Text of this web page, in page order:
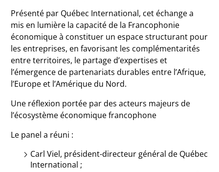
Présenté par Québec International, cet échange a
mis en lumière la capacité de la Francophonie
économique à constituer un espace structurant pour
les entreprises, en favorisant les complémentarités
entre territoires, le partage d’expertises et
l’émergence de partenariats durables entre l’Afrique,
l’Europe et l’Amérique du Nord.
Une réflexion portée par des acteurs majeurs de
l’écosystème économique francophone
Le panel a réuni :
Carl Viel, président-directeur général de Québec
International ;